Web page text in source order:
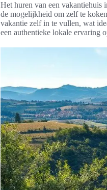
Het huren van een vakantiehuis
de mogelijkheid om zelf te
vakantie zelf in te vullen, wat
een authentieke lokale ervaring